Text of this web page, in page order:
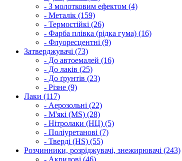
- З молотковим ефектом (4)
- Металік (159)
- Термостійкі (26)
- Фарба плівка (рідка гума) (16)
- Флуоресцентні (9)
Затверджувачі (73)
- До автоемалей (16)
- До лаків (25)
- До ґрунтів (23)
- Різне (9)
Лаки (117)
- Аерозольні (22)
- М'які (MS) (28)
- Нітролаки (НЦ) (5)
- Поліуретанові (7)
- Тверді (HS) (55)
Розчинники, розріджувачі, знежирювачі (243)
- Акрилові (46)